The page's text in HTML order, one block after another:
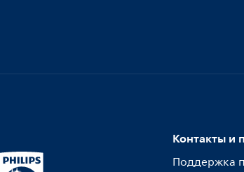
Контакты и
Поддержка